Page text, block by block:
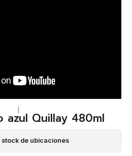
azul Quillay 480ml
stock de ubicaciones